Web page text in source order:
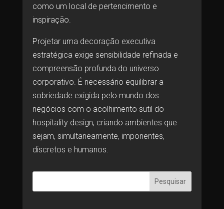
como um local de pertencimento e
inspiração.
Projetar uma decoração executiva
estratégica exige sensibilidade refinada e
compreensão profunda do universo
corporativo. É necessário equilibrar a
sobriedade exigida pelo mundo dos
negócios com o acolhimento sutil do
hospitality design, criando ambientes que
sejam, simultaneamente, imponentes,
discretos e humanos.
Pesquisar